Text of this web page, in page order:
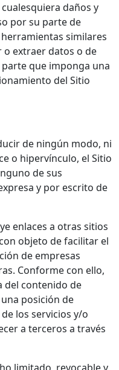
daños y
por su parte de
herramientas similares
o extraer datos o de
que imponga una
del Sitio
de ningún modo, ni
o hipervínculo, el Sitio
de sus
y por escrito de
enlaces a otras sitios
objeto de facilitar el
de empresas
Conforme con ello,
del contenido de
posición de
los servicios y/o
a terceros a través